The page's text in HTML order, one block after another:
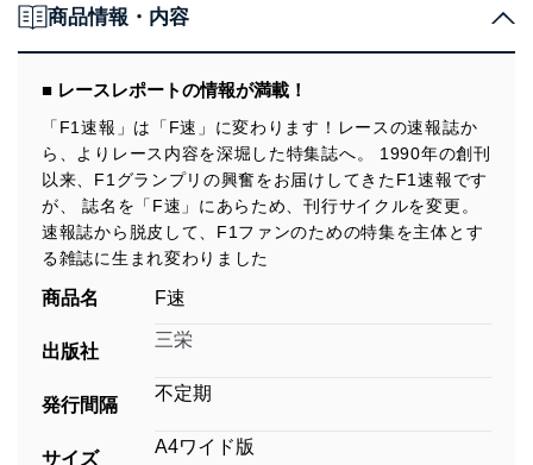
商品情報・内容
■ レースレポートの情報が満載！
「F1速報」は「F速」に変わります！レースの速報誌か
ら、よりレース内容を深堀した特集誌へ。 1990年の創刊
以来、F1グランプリの興奮をお届けしてきたF1速報です
が、 誌名を「F速」にあらため、刊行サイクルを変更。
速報誌から脱皮して、F1ファンのための特集を主体とす
る雑誌に生まれ変わりました
商品名 F速
出版社
三栄
発行間隔
不定期
サイズ
A4ワイド版